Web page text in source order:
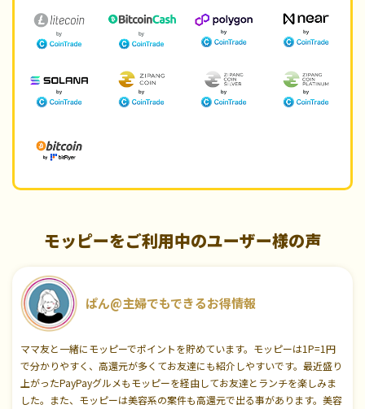
モッピーをご利用中のユーザー様の声
ぱん@主婦でもできるお得情報
ママ友と一緒にモッピーでポイントを貯めています。モッピーは1P=1円
で分かりやすく、高還元が多くてお友達にも紹介しやすいです。最近盛り
上がったPayPayグルメもモッピーを経由してお友達とランチを楽しみま
した。また、モッピーは美容系の案件も高還元で出る事があります。美容